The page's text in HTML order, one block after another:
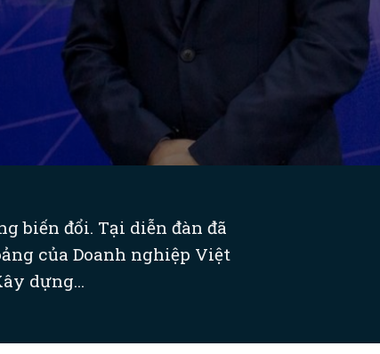
biến đổi. Tại diễn đàn đã
của Doanh nghiệp Việt
dựng...